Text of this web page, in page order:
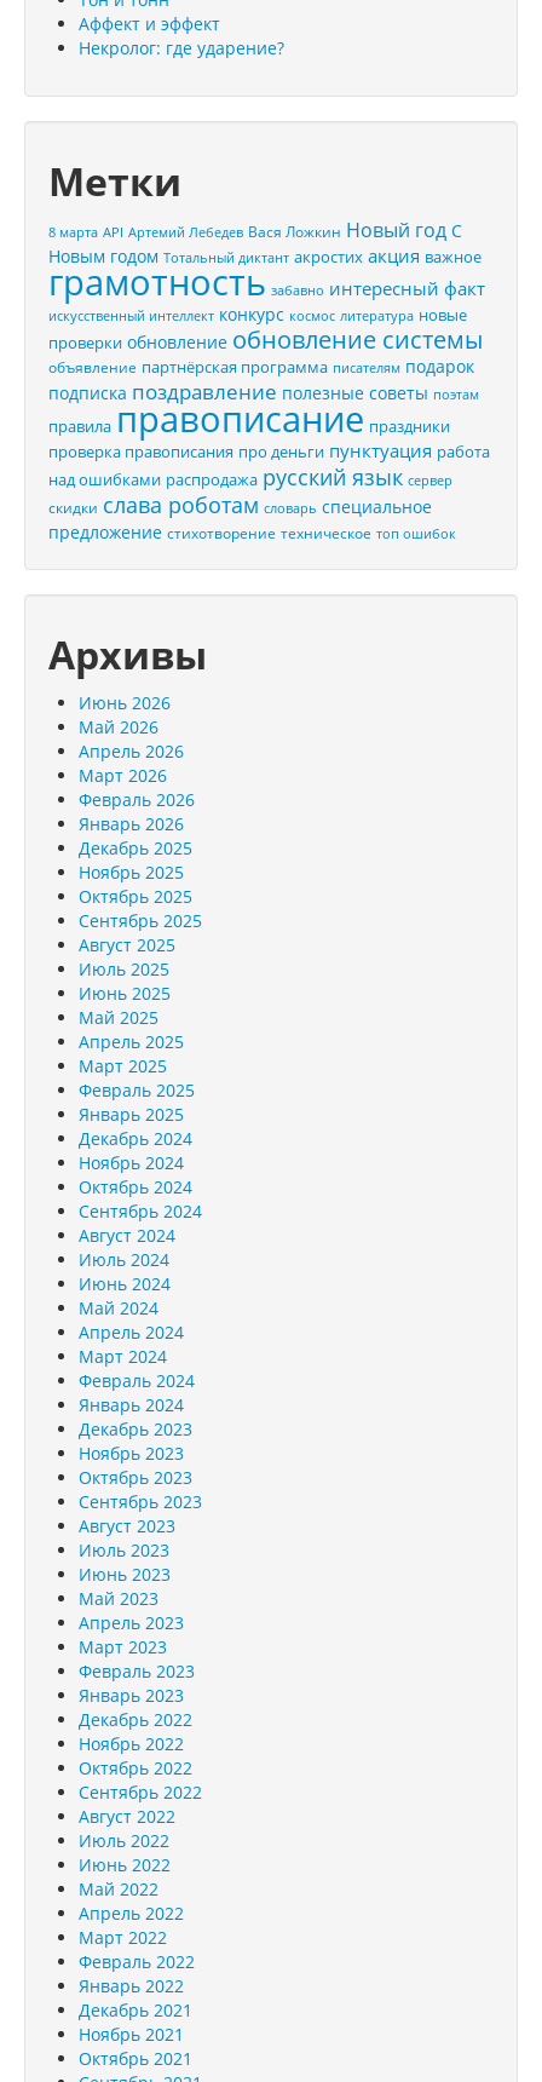
Аффект и эффект
Некролог: где ударение?
Метки
8 марта API Артемий Лебедев Вася Ложкин Новый год С
Новым годом Тотальный диктант акростих акция важное
грамотность забавно интересный факт
искусственный интеллект конкурс космос литература новые
проверки обновление обновление системы
объявление партнёрская программа писателям подарок
подписка поздравление полезные советы поэтам
правила правописание праздники
проверка правописания про деньги пунктуация работа
над ошибками распродажа русский язык сервер
скидки слава роботам словарь специальное
предложение стихотворение техническое топ ошибок
Архивы
Июнь 2026
Май 2026
Апрель 2026
Март 2026
Февраль 2026
Январь 2026
Декабрь 2025
Ноябрь 2025
Октябрь 2025
Сентябрь 2025
Август 2025
Июль 2025
Июнь 2025
Май 2025
Апрель 2025
Март 2025
Февраль 2025
Январь 2025
Декабрь 2024
Ноябрь 2024
Октябрь 2024
Сентябрь 2024
Август 2024
Июль 2024
Июнь 2024
Май 2024
Апрель 2024
Март 2024
Февраль 2024
Январь 2024
Декабрь 2023
Ноябрь 2023
Октябрь 2023
Сентябрь 2023
Август 2023
Июль 2023
Июнь 2023
Май 2023
Апрель 2023
Март 2023
Февраль 2023
Январь 2023
Декабрь 2022
Ноябрь 2022
Октябрь 2022
Сентябрь 2022
Август 2022
Июль 2022
Июнь 2022
Май 2022
Апрель 2022
Март 2022
Февраль 2022
Январь 2022
Декабрь 2021
Ноябрь 2021
Октябрь 2021